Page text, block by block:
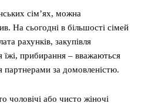
сім’ях, можна
На сьогодні в більшості сімей
рахунків, закупівля
їжі, прибирання – вважаються
партнерами за домовленістю.
чоловічі або чисто жіночі